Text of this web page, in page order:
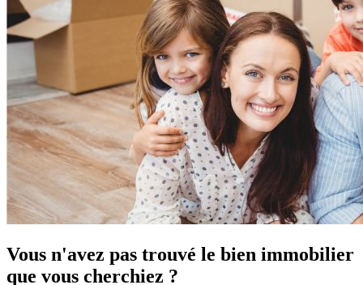
Vous n'avez pas trouvé le bien immobilier
que vous cherchiez ?